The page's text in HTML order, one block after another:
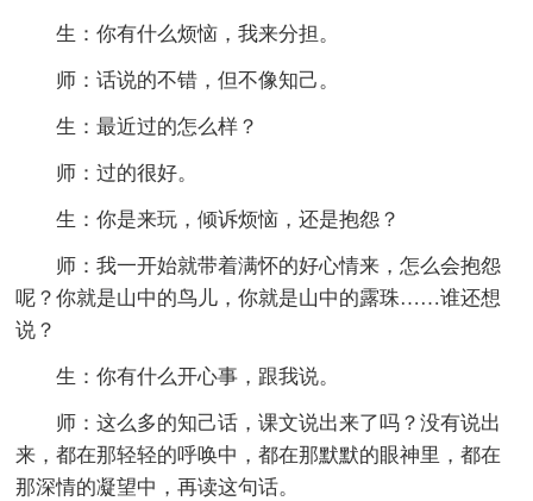
生：你有什么烦恼，我来分担。
师：话说的不错，但不像知己。
生：最近过的怎么样？
师：过的很好。
生：你是来玩，倾诉烦恼，还是抱怨？
师：我一开始就带着满怀的好心情来，怎么会抱怨
呢？你就是山中的鸟儿，你就是山中的露珠……谁还想
说？
生：你有什么开心事，跟我说。
师：这么多的知己话，课文说出来了吗？没有说出
来，都在那轻轻的呼唤中，都在那默默的眼神里，都在
那深情的凝望中，再读这句话。